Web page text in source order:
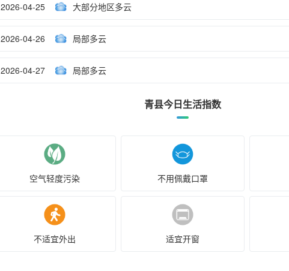
2026-04-25 大部分地区多云
2026-04-26 局部多云
2026-04-27 局部多云
青县今日生活指数
空气轻度污染 不用佩戴口罩
不适宜外出 适宜开窗